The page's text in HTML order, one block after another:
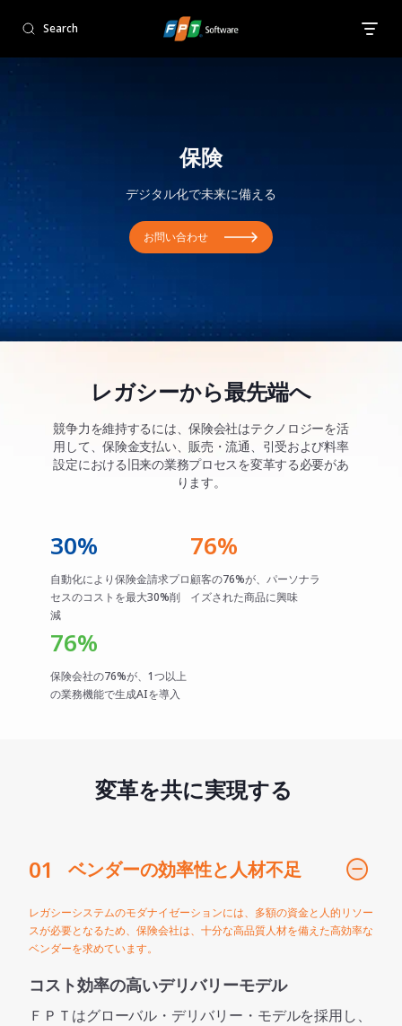
Search
保険
デジタル化で未来に備える
お問い合わせ
レガシーから最先端へ
競争力を維持するには、保険会社はテクノロジーを活
用して、保険金支払い、販売・流通、引受および料率
設定における旧来の業務プロセスを変革する必要があ
ります。
30%
自動化により保険金請求プロ
セスのコストを最大30%削
減
76%
顧客の76%が、パーソナラ
イズされた商品に興味
76%
保険会社の76%が、1つ以上
の業務機能で生成AIを導入
変革を共に実現する
01 ベンダーの効率性と人材不足
レガシーシステムのモダナイゼーションには、多額の資金と人的リソー
スが必要となるため、保険会社は、十分な高品質人材を備えた高効率な
ベンダーを求めています。
コスト効率の高いデリバリーモデル
ＦＰＴはグローバル・デリバリー・モデルを採用し、